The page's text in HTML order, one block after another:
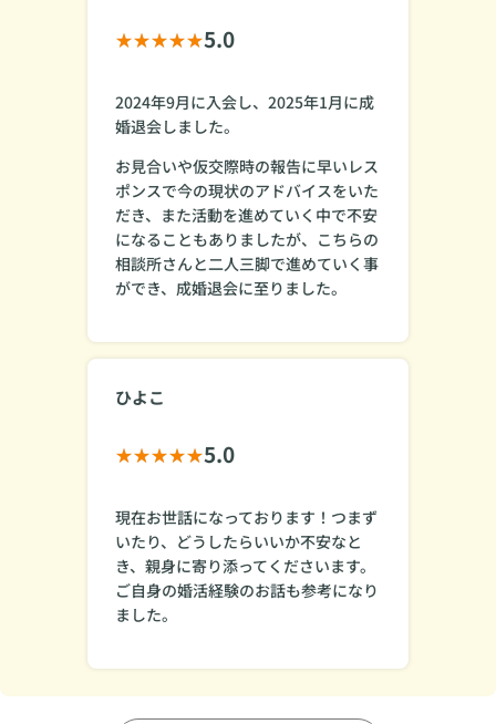
5.0
2024年9月に入会し、2025年1月に成
婚退会しました。
お見合いや仮交際時の報告に早いレス
ポンスで今の現状のアドバイスをいた
だき、また活動を進めていく中で不安
になることもありましたが、こちらの
相談所さんと二人三脚で進めていく事
ができ、成婚退会に至りました。
ひよこ
5.0
現在お世話になっております！つまず
いたり、どうしたらいいか不安なと
き、親身に寄り添ってくださいます。
ご自身の婚活経験のお話も参考になり
ました。